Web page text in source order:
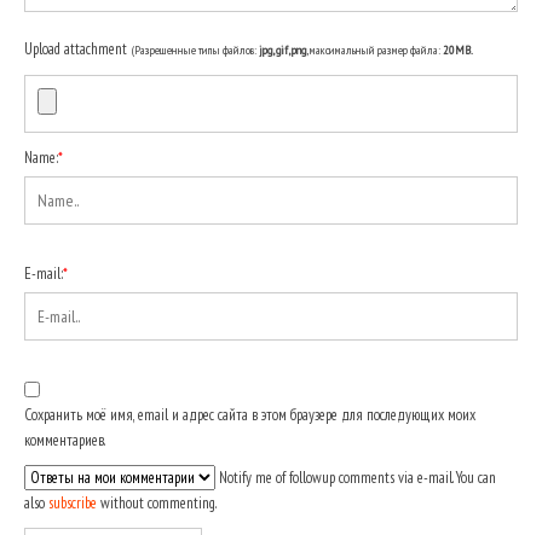
Upload attachment (Разрешенные типы файлов:jpg, gif, png, максимальный размер файла:20MB.
Name:*
E-mail:*
Сохранить моё имя, email и адрес сайта в этом браузере для последующих моих
комментариев.
Notify me of followup comments via e-mail. You can
also subscribe without commenting.